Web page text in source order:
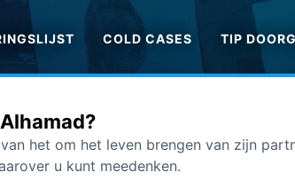
COLD CASES TIP
het om het leven brengen van zijn
u kunt meedenken.